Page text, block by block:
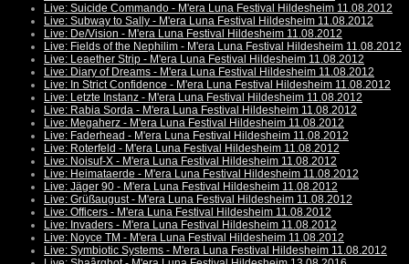
Live: Suicide Commando - M'era Luna Festival Hildesheim 11.08.2012
Live: Subway to Sally - M'era Luna Festival Hildesheim 11.08.2012
Live: De/Vision - M'era Luna Festival Hildesheim 11.08.2012
Live: Fields of the Nephilim - M'era Luna Festival Hildesheim 11.08.2012
Live: Leaether Strip - M'era Luna Festival Hildesheim 11.08.2012
Live: Diary of Dreams - M'era Luna Festival Hildesheim 11.08.2012
Live: In Strict Confidence - M'era Luna Festival Hildesheim 11.08.2012
Live: Letzte Instanz - M'era Luna Festival Hildesheim 11.08.2012
Live: Rabia Sorda - M'era Luna Festival Hildesheim 11.08.2012
Live: Megaherz - M'era Luna Festival Hildesheim 11.08.2012
Live: Faderhead - M'era Luna Festival Hildesheim 11.08.2012
Live: Roterfeld - M'era Luna Festival Hildesheim 11.08.2012
Live: Noisuf-X - M'era Luna Festival Hildesheim 11.08.2012
Live: Heimataerde - M'era Luna Festival Hildesheim 11.08.2012
Live: Jäger 90 - M'era Luna Festival Hildesheim 11.08.2012
Live: Grüßaugust - M'era Luna Festival Hildesheim 11.08.2012
Live: Officers - M'era Luna Festival Hildesheim 11.08.2012
Live: Invaders - M'era Luna Festival Hildesheim 11.08.2012
Live: Noyce TM - M'era Luna Festival Hildesheim 11.08.2012
Live: Symbiotic Systems - M'era Luna Festival Hildesheim 11.08.2012